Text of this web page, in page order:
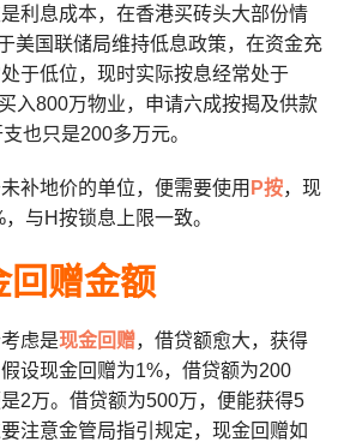
利息成本，在香港买砖头大部份情
美国联储局维持低息政策，在资金充
于低位，现时实际按息经常处于
入800万物业，申请六成按揭及供款
也只是200多万元。
补地价的单位，便需要使用 P按，现
与H按锁息上限一致。
回赠金额
虑是现金回赠，借贷额愈大，获得
设现金回赠为1%，借贷额为200
2万。借贷额为500万，便能获得5
注意金管局指引规定，现金回赠如